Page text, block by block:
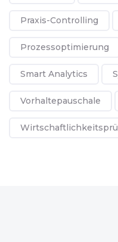
Praxis-Controlling
Prozessoptimierung
Smart Analytics
Vorhaltepauschale